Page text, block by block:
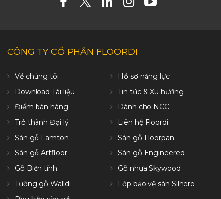
CÔNG TY CỔ PHẦN FLOORDI
Về chúng tôi
Hồ sơ năng lực
Download Tài liệu
Tin tức & Xu hướng
Điểm bán hàng
Dành cho NCC
Trở thành Đại lý
Liên hệ Floordi
Sàn gỗ Lamton
Sàn gỗ Floorpan
Sàn gỗ Artfloor
Sàn gỗ Engineered
Gỗ Biến tính
Gỗ nhựa Skywood
Tường gỗ Walldi
Lớp bảo vệ sàn Silhero